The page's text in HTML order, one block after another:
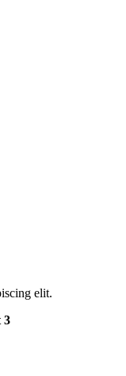
elit.
3